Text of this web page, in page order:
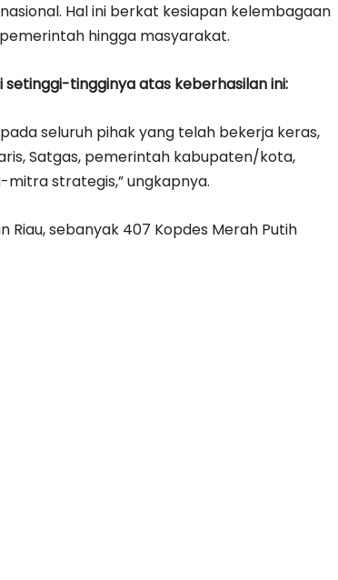
Hal ini berkat kesiapan kelembagaan
hingga masyarakat.
tingginya atas keberhasilan ini:
seluruh pihak yang telah bekerja keras,
Satgas, pemerintah kabupaten/kota,
strategis,” ungkapnya.
Riau, sebanyak 407 Kopdes Merah Putih